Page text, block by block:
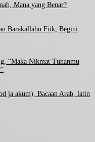
Mana yang Benar?
Barakallahu Fiik, Begini
“Maka Nikmat Tuhanmu
ja akum), Bacaan Arab, latin